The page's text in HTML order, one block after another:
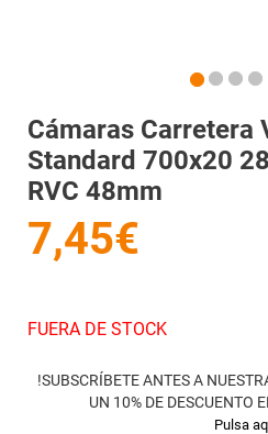
Cámaras Carretera
Standard 700x20
RVC 48mm
7,45€
FUERA DE STOCK
!SUBSCRÍBETE ANTES A
UN 10% DE DESCUENTO
Pulsa